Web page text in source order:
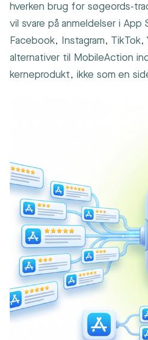
hverken brug for søgeords-
vil svare på anmeldelser i
Facebook, Instagram, TikTok,
alternativer til MobileAction
kerneprodukt, ikke som en